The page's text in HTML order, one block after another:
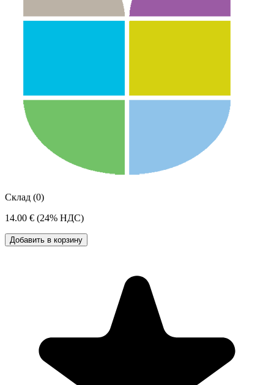
Склад (0)
14.00 € (24% НДС)
Добавить в корзину